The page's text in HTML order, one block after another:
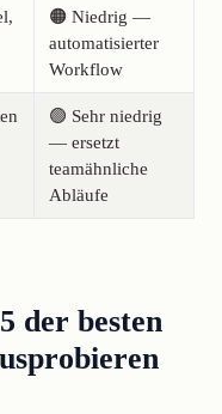
🟠 Niedrig —
automatisierter
Workflow
🟢 Sehr niedrig
— ersetzt
teamähnliche
Abläufe
der besten